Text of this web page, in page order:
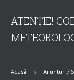
ATENȚIE!
Acasă 5 Anunturi /